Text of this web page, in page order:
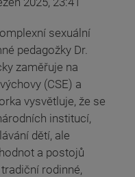
sexuální
pedagožky Dr.
zaměřuje na
(CSE) a
vysvětluje, že se
institucí,
dětí, ale
a postojů
rodinné,